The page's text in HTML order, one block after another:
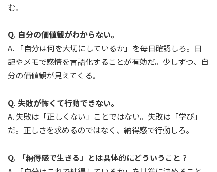
む。
Q. 自分の価値観がわからない。
A. 「自分は何を大切にしているか」を毎日確認しろ。日
記やメモで感情を言語化することが有効だ。少しずつ、自
分の価値観が見えてくる。
Q. 失敗が怖くて行動できない。
A. 失敗は「正しくない」ことではない。失敗は「学び」
だ。正しさを求めるのではなく、納得感で行動しろ。
Q. 「納得感で生きる」とは具体的にどういうこと？